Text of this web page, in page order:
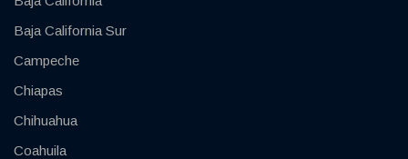
Baja California Sur
Campeche
Chiapas
Chihuahua
Coahuila